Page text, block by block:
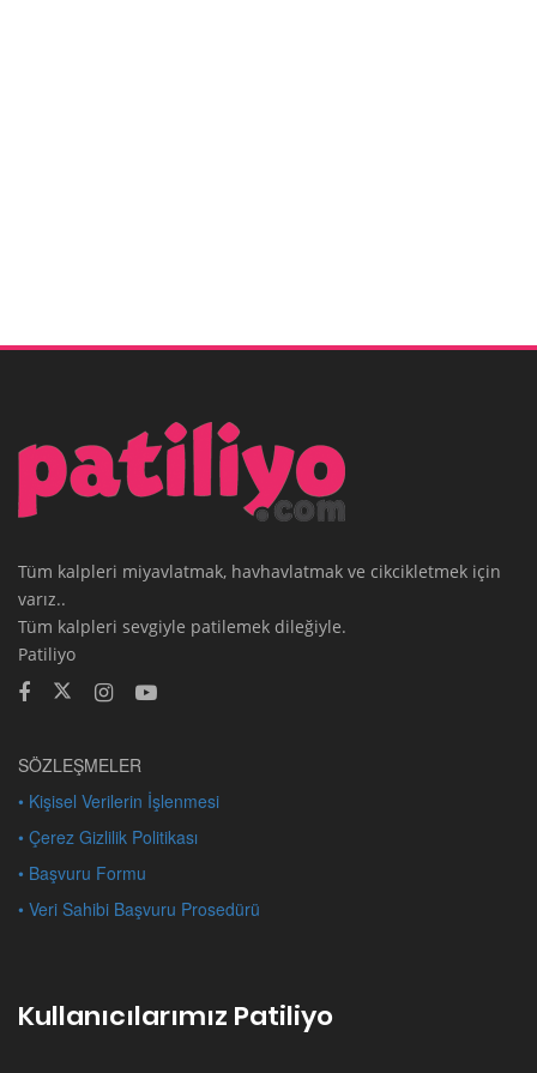
Tüm kalpleri miyavlatmak, havhavlatmak ve cikcikletmek için
varız..
Tüm kalpleri sevgiyle patilemek dileğiyle.
Patiliyo
SÖZLEŞMELER
• Kişisel Verilerin İşlenmesi
• Çerez Gizlilik Politikası
• Başvuru Formu
• Veri Sahibi Başvuru Prosedürü
Kullanıcılarımız Patiliyo